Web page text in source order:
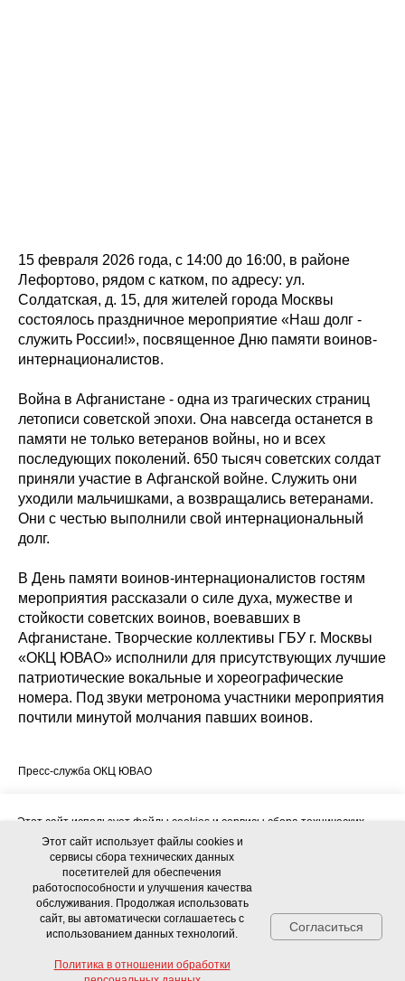
Этот сайт использует файлы cookies и сервисы сбора технических
данных посетителей для обеспечения работоспособности и
улучшения качества обслуживания. Продолжая использовать сайт, вы
автоматически соглашаетесь с использованием данных технологий.
Политика в отношении обработки персональных данных
Соглашение об использовании сайта и использовании персональных
15 февраля 2026 года, с 14:00 до 16:00, в районе
Лефортово, рядом с катком, по адресу: ул.
Солдатская, д. 15, для жителей города Москвы
состоялось праздничное мероприятие «Наш долг -
служить России!», посвященное Дню памяти воинов-
интернационалистов.
Война в Афганистане - одна из трагических страниц
летописи советской эпохи. Она навсегда останется в
памяти не только ветеранов войны, но и всех
последующих поколений. 650 тысяч советских солдат
приняли участие в Афганской войне. Служить они
уходили мальчишками, а возвращались ветеранами.
Они с честью выполнили свой интернациональный
долг.
В День памяти воинов-интернационалистов гостям
мероприятия рассказали о силе духа, мужестве и
стойкости советских воинов, воевавших в
Афганистане. Творческие коллективы ГБУ г. Москвы
«ОКЦ ЮВАО» исполнили для присутствующих лучшие
патриотические вокальные и хореографические
номера. Под звуки метронома участники мероприятия
почтили минутой молчания павших воинов.
Пресс-служба ОКЦ ЮВАО
Этот сайт использует файлы cookies и
сервисы сбора технических данных
посетителей для обеспечения
работоспособности и улучшения качества
обслуживания. Продолжая использовать
сайт, вы автоматически соглашаетесь с
использованием данных технологий.
Политика в отношении обработки
Согласиться